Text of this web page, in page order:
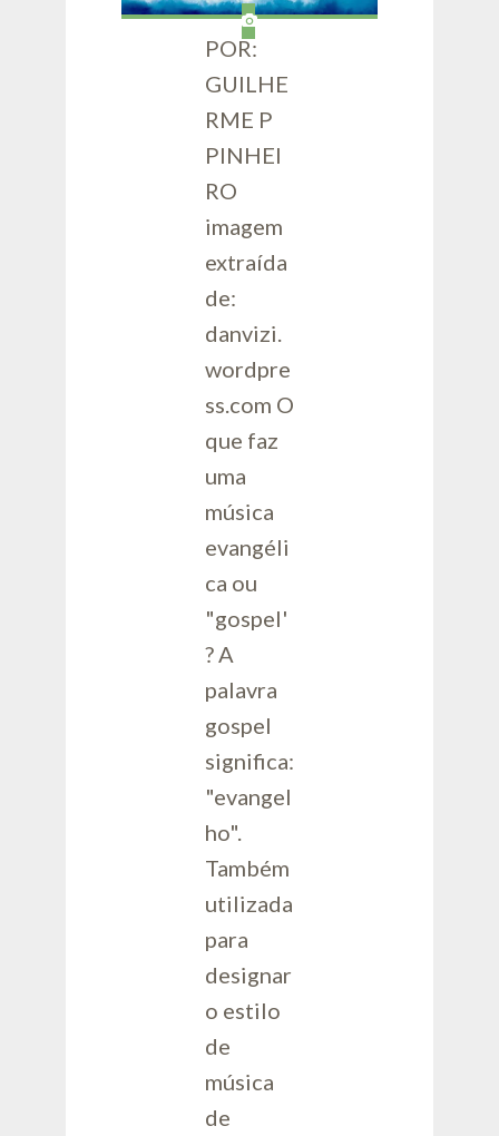
POR:
GUILHE
RME P
PINHEI
RO
imagem
extraída
de:
danvizi.
wordpre
ss.com O
que faz
uma
música
evangéli
ca ou
"gospel'
? A
palavra
gospel
significa:
"evangel
ho".
Também
utilizada
para
designar
o estilo
de
música
de